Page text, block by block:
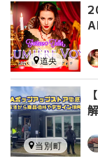
道央
当別町